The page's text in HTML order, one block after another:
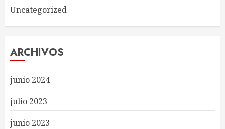
Uncategorized
ARCHIVOS
junio 2024
julio 2023
junio 2023